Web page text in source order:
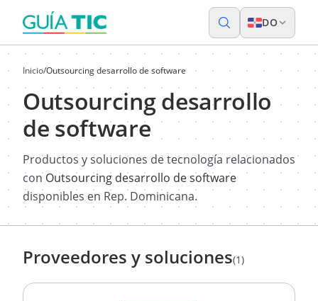
DO
Inicio/Outsourcing desarrollo de software
Outsourcing desarrollo
de software
Productos y soluciones de tecnología relacionados
conOutsourcing desarrollo de software
disponibles en Rep. Dominicana.
Proveedores y soluciones(1)